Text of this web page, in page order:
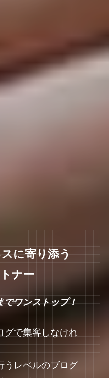
に寄り添う
ナー
でワンストップ！
グで集客しなけれ
うレベルのブログ